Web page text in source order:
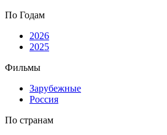
По Годам
2026
2025
Фильмы
Зарубежные
Россия
По странам